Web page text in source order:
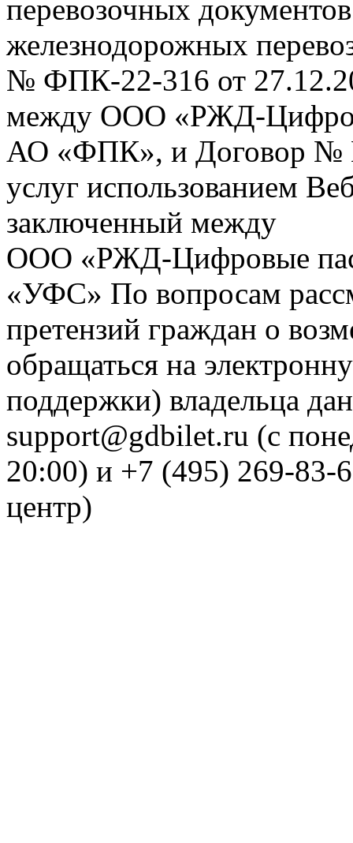
перевозочных
железнодорожных
№ ФПК-22-316 от
между ООО «РЖД-
АО «ФПК», и Договор №
услуг использованием
заключенный между
ООО «РЖД-Цифровые
«УФС» По вопросам
претензий граждан о
обращаться на
поддержки) владельца
support@gdbilet.ru (с
20:00) и +7 (495) 269-83-
центр)